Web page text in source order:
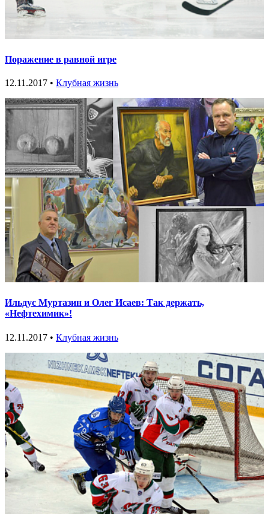
Поражение в равной игре
12.11.2017 • Клубная жизнь
Ильдус Муртазин и Олег Исаев: Так держать,
«Нефтехимик»!
12.11.2017 • Клубная жизнь